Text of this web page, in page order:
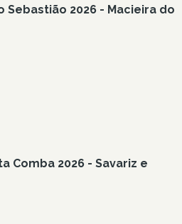
Sebastião 2026 - Macieira do
Comba 2026 - Savariz e